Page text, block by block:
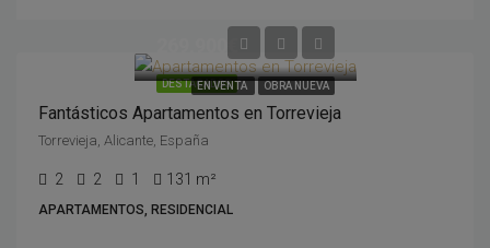
DESTACADOS
EN VENTA OBRA NUEVA
Fantásticos Apartamentos en Torrevieja
Torrevieja, Alicante, España
2 2 1 131 m²
APARTAMENTOS, RESIDENCIAL